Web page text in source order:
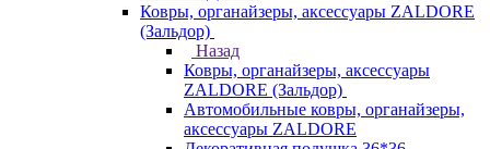
Ковры, органайзеры, аксессуары ZALDORE
(Зальдор)
Назад
Ковры, органайзеры, аксессуары
ZALDORE (Зальдор)
Автомобильные ковры, органайзеры,
аксессуары ZALDORE